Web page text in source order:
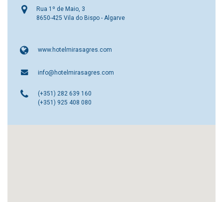
Rua 1º de Maio, 3
8650-425 Vila do Bispo - Algarve
www.hotelmirasagres.com
info@hotelmirasagres.com
(+351) 282 639 160
(+351) 925 408 080